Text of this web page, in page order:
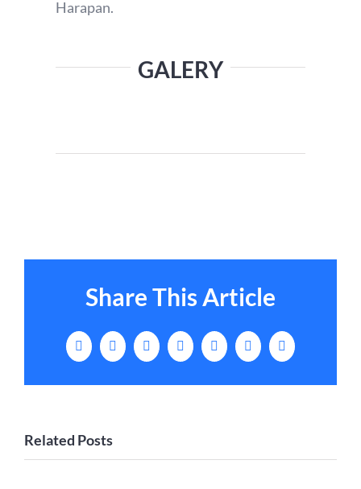
Harapan.
GALERY
Share This Article
Facebook
X LinkedInTumblrPinterestVk Email
Related Posts